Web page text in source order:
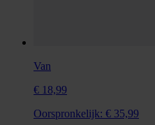
Van
€ 18,99
Oorspronkelijk: € 35,99